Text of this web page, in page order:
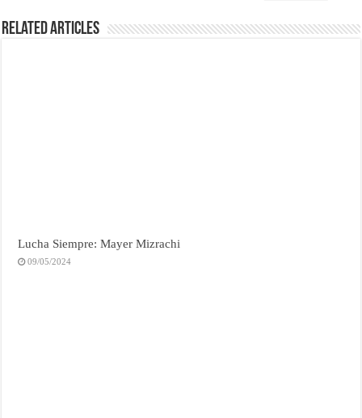
Related Articles
Lucha Siempre: Mayer Mizrachi
09/05/2024